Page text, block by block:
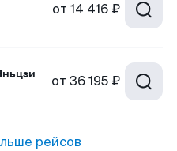
от 14 416 ₽
от 36 195 ₽
рейсов